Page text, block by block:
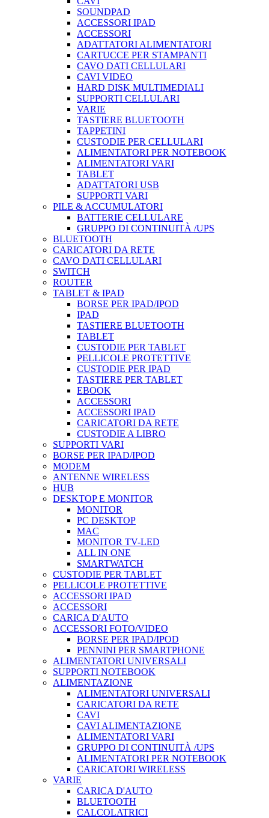
SOUNDPAD
ACCESSORI IPAD
ACCESSORI
ADATTATORI ALIMENTATORI
CARTUCCE PER STAMPANTI
CAVO DATI CELLULARI
CAVI VIDEO
HARD DISK MULTIMEDIALI
SUPPORTI CELLULARI
VARIE
TASTIERE BLUETOOTH
TAPPETINI
CUSTODIE PER CELLULARI
ALIMENTATORI PER NOTEBOOK
ALIMENTATORI VARI
TABLET
ADATTATORI USB
SUPPORTI VARI
PILE & ACCUMULATORI
BATTERIE CELLULARE
GRUPPO DI CONTINUITÀ /UPS
BLUETOOTH
CARICATORI DA RETE
CAVO DATI CELLULARI
SWITCH
ROUTER
TABLET & IPAD
BORSE PER IPAD/IPOD
IPAD
TASTIERE BLUETOOTH
TABLET
CUSTODIE PER TABLET
PELLICOLE PROTETTIVE
CUSTODIE PER IPAD
TASTIERE PER TABLET
EBOOK
ACCESSORI
ACCESSORI IPAD
CARICATORI DA RETE
CUSTODIE A LIBRO
SUPPORTI VARI
BORSE PER IPAD/IPOD
MODEM
ANTENNE WIRELESS
HUB
DESKTOP E MONITOR
MONITOR
PC DESKTOP
MAC
MONITOR TV-LED
ALL IN ONE
SMARTWATCH
CUSTODIE PER TABLET
PELLICOLE PROTETTIVE
ACCESSORI IPAD
ACCESSORI
CARICA D'AUTO
ACCESSORI FOTO/VIDEO
BORSE PER IPAD/IPOD
PENNINI PER SMARTPHONE
ALIMENTATORI UNIVERSALI
SUPPORTI NOTEBOOK
ALIMENTAZIONE
ALIMENTATORI UNIVERSALI
CARICATORI DA RETE
CAVI
CAVI ALIMENTAZIONE
ALIMENTATORI VARI
GRUPPO DI CONTINUITÀ /UPS
ALIMENTATORI PER NOTEBOOK
CARICATORI WIRELESS
VARIE
CARICA D'AUTO
BLUETOOTH
CALCOLATRICI